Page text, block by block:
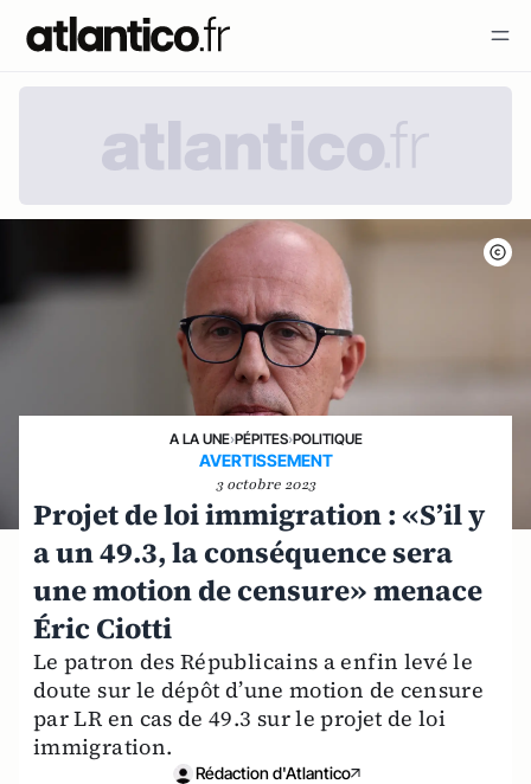
A LA UNE›PÉPITES›POLITIQUE
AVERTISSEMENT
3 octobre 2023
Projet de loi immigration : «S’il y
a un 49.3, la conséquence sera
une motion de censure» menace
Éric Ciotti
Le patron des Républicains a enfin levé le
doute sur le dépôt d’une motion de censure
par LR en cas de 49.3 sur le projet de loi
immigration.
Rédaction d'Atlantico